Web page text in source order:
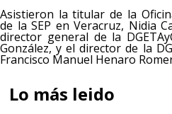
Asistieron la titular de la
de la SEP en Veracruz, Nidia
director general de la
González, y el director de la
Francisco Manuel Henaro
Lo más leido